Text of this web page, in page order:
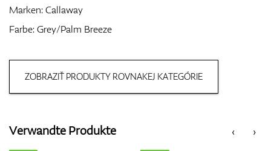
Bags
Marken:Callaway
Farbe: Grey/Palm Breeze
ZOBRAZIŤ PRODUKTY ROVNAKEJ KATEGÓRIE
‹
Verwandte Produkte ›